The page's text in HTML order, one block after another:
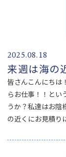
2025.08.18
来週は海の
皆さんこんにちは
らお仕事！！とい
うか？私達はお陰
の近くにお見積り